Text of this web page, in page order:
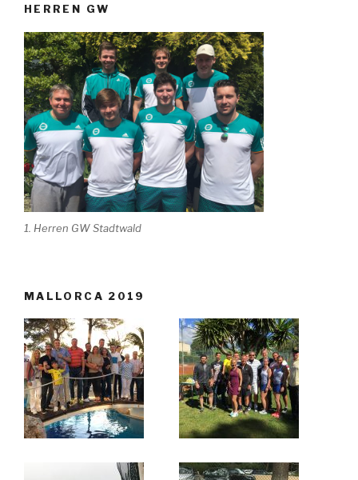
HERREN GW
1. Herren GW Stadtwald
MALLORCA 2019